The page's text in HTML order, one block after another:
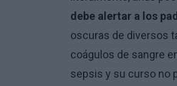
debe alertar a los
oscuras de diversos
coágulos de sangre
sepsis y su curso no